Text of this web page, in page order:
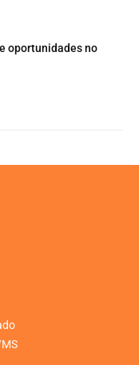
oportunidades no